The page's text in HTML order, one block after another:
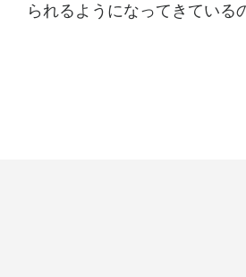
られるようになってきている